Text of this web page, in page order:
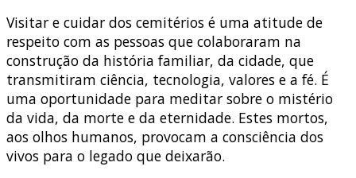
Visitar e cuidar dos cemitérios é uma atitude de
respeito com as pessoas que colaboraram na
construção da história familiar, da cidade, que
transmitiram ciência, tecnologia, valores e a fé. É
uma oportunidade para meditar sobre o mistério
da vida, da morte e da eternidade. Estes mortos,
aos olhos humanos, provocam a consciência dos
vivos para o legado que deixarão.